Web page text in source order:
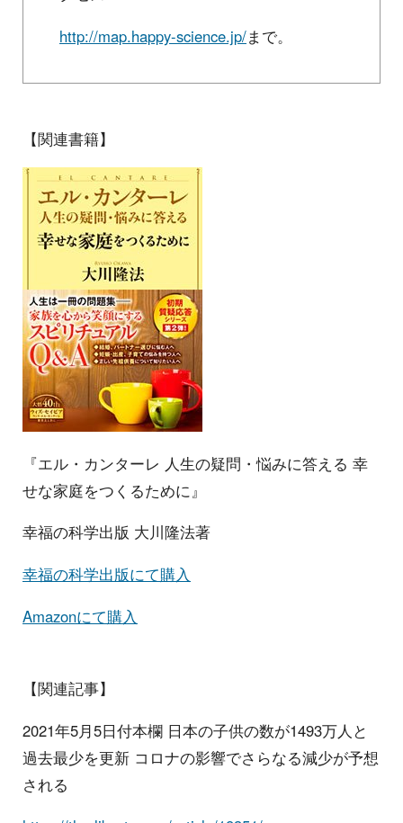
http://map.happy-science.jp/まで。
【関連書籍】
『エル・カンターレ 人生の疑問・悩みに答える 幸
せな家庭をつくるために』
幸福の科学出版 大川隆法著
幸福の科学出版にて購入
Amazonにて購入
【関連記事】
2021年5月5日付本欄 日本の子供の数が1493万人と
過去最少を更新 コロナの影響でさらなる減少が予想
される